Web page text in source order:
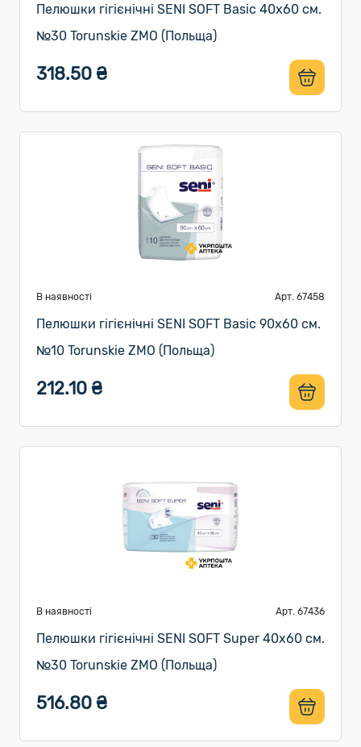
Пелюшки гігієнічні SENI SOFT Basic 40х60 см.
№30 Torunskie ZMO (Польща)
318.50 ₴
В наявності Арт. 67458
Пелюшки гігієнічні SENI SOFT Basic 90х60 см.
№10 Torunskie ZMO (Польща)
212.10 ₴
В наявності Арт. 67436
Пелюшки гігієнічні SENI SOFT Super 40х60 см.
№30 Torunskie ZMO (Польща)
516.80 ₴